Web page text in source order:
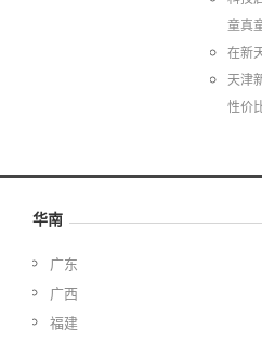
童真
在新
天津
性价
华南
广东
广西
福建